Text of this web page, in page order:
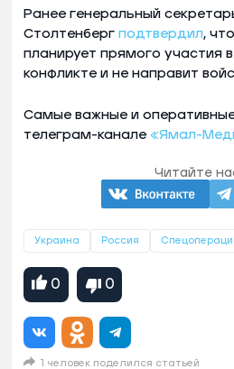
Ранее генеральный
Столтенберг подтвердил,
планирует прямого участия
конфликте и не направит
Самые важные и
телеграм-канале «Ямал-
Читайте
Украина Россия
0 0
1 человек поделился статьей